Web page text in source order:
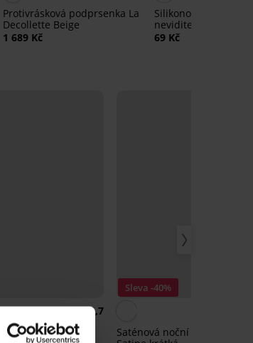
Protivrásková podprsenka La
Decollette Beige
1 689 Kč
Silikonová ramínka
neviditelná 10 mm
69 Kč
4,7
Mama
Sleva -40%
Saténová noční košilka Luisa